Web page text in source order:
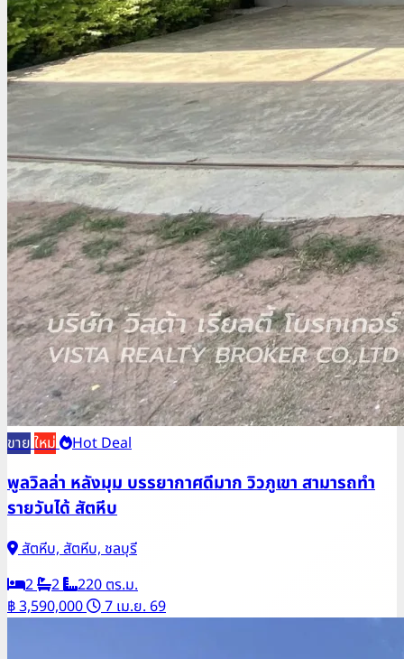
ขาย ใหม่ Hot Deal
พูลวิลล่า หลังมุม บรรยากาศดีมาก วิวภูเขา สามารถทำ
รายวันได้ สัตหีบ
สัตหีบ, สัตหีบ, ชลบุรี
2
2
220 ตร.ม.
฿ 3,590,000
7 เม.ย. 69